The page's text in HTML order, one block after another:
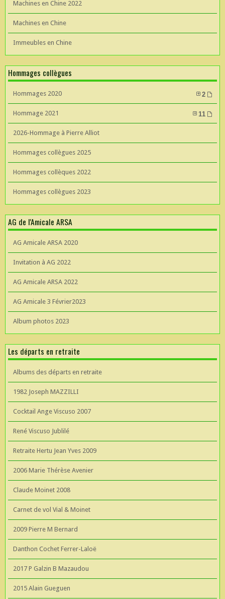
Machines en Chine 2022
Machines en Chine
Immeubles en Chine
Hommages collègues
Hommages 2020 2
Hommage 2021 11
2026-Hommage à Pierre Alliot
Hommages collègues 2025
Hommages collèques 2022
Hommages collègues 2023
AG de l'Amicale ARSA
AG Amicale ARSA 2020
Invitation à AG 2022
AG Amicale ARSA 2022
AG Amicale 3 Février2023
Album photos 2023
Les départs en retraite
Albums des départs en retraite
1982 Joseph MAZZILLI
Cocktail Ange Viscuso 2007
René Viscuso Jublilé
Retraite Hertu Jean Yves 2009
2006 Marie Thérèse Avenier
Claude Moinet 2008
Carnet de vol Vial & Moinet
2009 Pierre M Bernard
Danthon Cochet Ferrer-Laloë
2017 P Galzin B Mazaudou
2015 Alain Gueguen